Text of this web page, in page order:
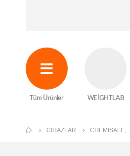
Tüm Ürünler WEİGHTLAB
CIHAZLAR CHEMISAFE